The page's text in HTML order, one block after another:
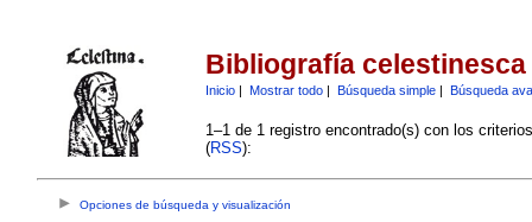
Bibliografía celestinesca
Inicio| Mostrar todo| Búsqueda simple| Búsqueda
1–1 de 1 registro encontrado(s) con los
(RSS):
Opciones de búsqueda y visualización